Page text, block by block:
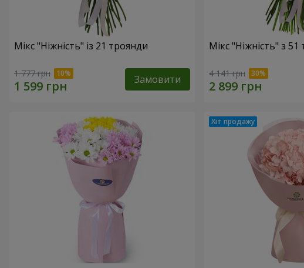
Мікс "Ніжність" із 21 троянди
1 777 грн Замовити
Мікс "Ніжність" з
4 141 грн